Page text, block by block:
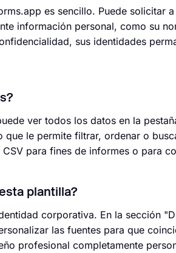
es sencillo. Puede solicitar
información personal, como su
sus identidades
ver todos los datos en la
le permite filtrar, ordenar o
para fines de informes o para
plantilla?
corporativa. En la sección
las fuentes para que
profesional completamente